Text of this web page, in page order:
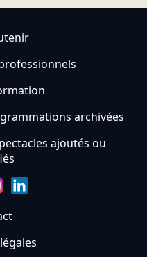
archivées
ajoutés ou